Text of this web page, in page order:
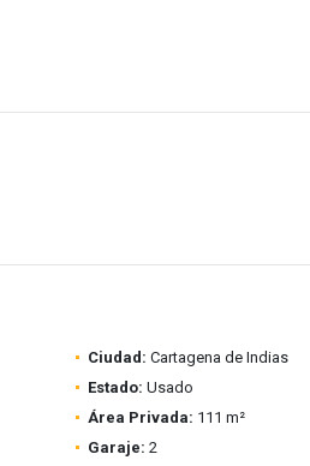
Ciudad: Cartagena de Indias
Estado: Usado
Área Privada: 111 m²
Garaje: 2